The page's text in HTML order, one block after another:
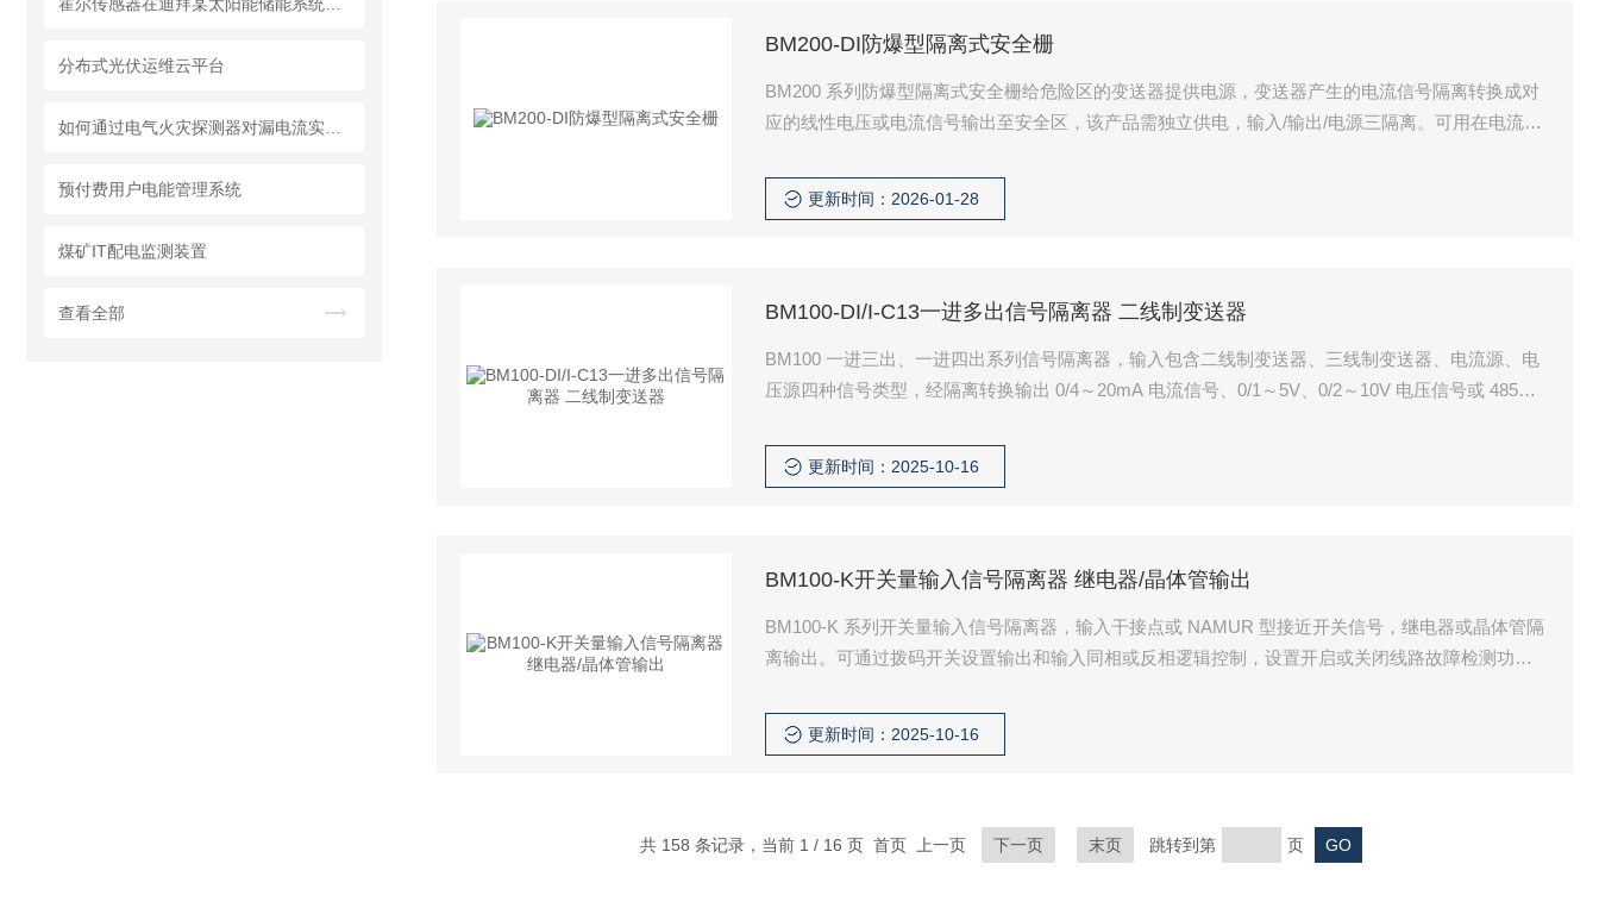
分布式光伏运维云平台
预付费用户电能管理系统
煤矿IT配电监测装置
查看全部
BM200-DI防爆型隔离式安全栅
BM200 系列防爆型隔离式安全栅给危险区的变送器提供电源，变送器产生的电流信号隔离转换成对
应的线性电压或电流信号输出至安全区，该产品需独立供电，输入/输出/电源三隔离。可用在电流
更新时间：2026-01-28
BM100-DI/I-C13一进多出信号隔离器 二线制变送器
BM100 一进三出、一进四出系列信号隔离器，输入包含二线制变送器、三线制变送器、电流源、电
压源四种信号类型，经隔离转换输出 0/4～20mA 电流信号、0/1～5V、0/2～10V 电压信号或 485通
输出之间也相互隔离，产品输入（二线制、三线制的配电部分）具有过流保护功能，同时配有 LED
诊断显示.
更新时间：2025-10-16
BM100-K开关量输入信号隔离器 继电器/晶体管输出
BM100-K 系列开关量输入信号隔离器，输入干接点或 NAMUR 型接近开关信号，继电器或晶体管隔
离输出。可通过拨码开关设置输出和输入同相或反相逻辑控制，设置开启或关闭线路故障检测功
更新时间：2025-10-16
共 158 条记录，当前 1 / 16 页 首页 上一页 下一页 末页 跳转到第 页